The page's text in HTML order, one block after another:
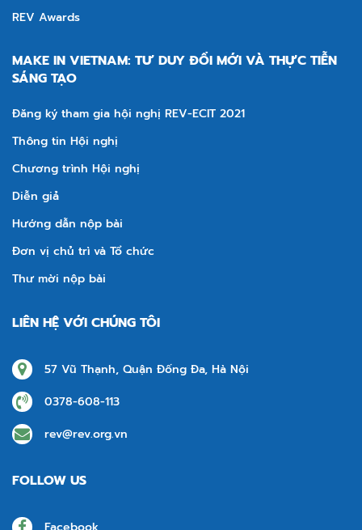
REV Awards
MAKE IN VIETNAM: TƯ DUY ĐỔI MỚI VÀ THỰC TIỄN
SÁNG TẠO
Đăng ký tham gia hội nghị REV-ECIT 2021
Thông tin Hội nghị
Chương trình Hội nghị
Diễn giả
Hướng dẫn nộp bài
Đơn vị chủ trì và Tổ chức
Thư mời nộp bài
LIÊN HỆ VỚI CHÚNG TÔI
57 Vũ Thạnh, Quận Đống Đa, Hà Nội
0378-608-113
rev@rev.org.vn
FOLLOW US